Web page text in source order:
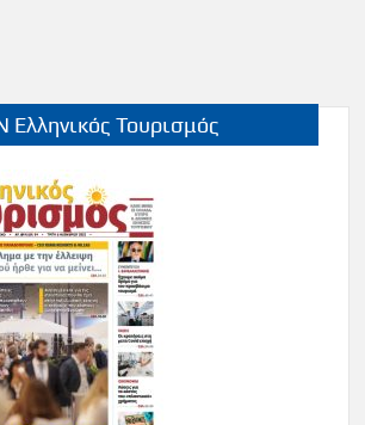
Ελληνικός Τουρισμός